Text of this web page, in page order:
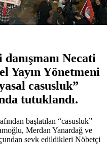
Necati
Yayın Yönetmeni
casusluk”
tutuklandı.
başlatılan “casusluk”
Merdan Yanardağ ve
sevk edildikleri Nöbetçi